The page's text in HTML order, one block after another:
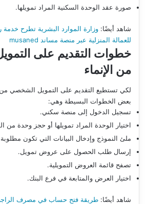
صورة عقد الوحدة السكنية المراد تمويلها.
شاهد أيضًا: وزارة الموارد البشرية تطرح خدمة
للعمالة المنزلية عبر منصة مساند musaned
خطوات التقديم على
من الإنماء
لكي تستطيع التقديم على التمويل الشخصي من
بعض الخطوات البسيطة وهي:
تسجيل الدخول إلى منصة سكني.
اختيار الوحدة المراد تمويلها أو حجز وحدة من
ملئ النموذج وإدخال البيانات التي تكون
إرسال طلب الحصول على عروض تمويل.
تصفح قائمة العروض التمويلية.
اختيار العرض والمتابعة في فرع البنك.
شاهد أيضًا: طريقة فتح حساب في مصرف